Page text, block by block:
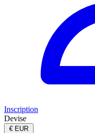
Inscription
Devise
€ EUR